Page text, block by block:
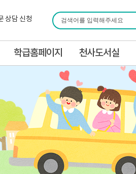
검
색
상담 신청
학급홈페이지 천사도서실